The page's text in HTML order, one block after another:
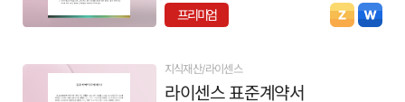
프리미엄
지식재산/라이센스
라이센스 표준계약서